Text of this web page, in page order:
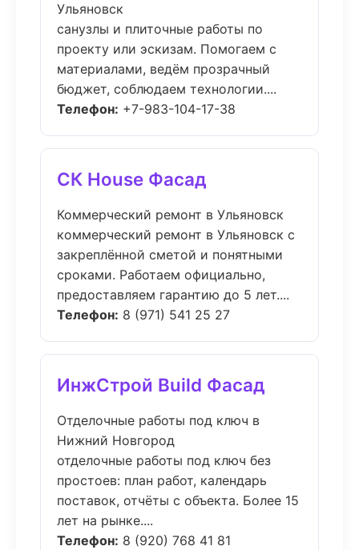
Ульяновск
санузлы и плиточные работы по
проекту или эскизам. Помогаем с
материалами, ведём прозрачный
бюджет, соблюдаем технологии....
Телефон: +7-983-104-17-38
СК House Фасад
Коммерческий ремонт в Ульяновск
коммерческий ремонт в Ульяновск с
закреплённой сметой и понятными
сроками. Работаем официально,
предоставляем гарантию до 5 лет....
Телефон: 8 (971) 541 25 27
ИнжСтрой Build Фасад
Отделочные работы под ключ в
Нижний Новгород
отделочные работы под ключ без
простоев: план работ, календарь
поставок, отчёты с объекта. Более 15
лет на рынке....
Телефон: 8 (920) 768 41 81